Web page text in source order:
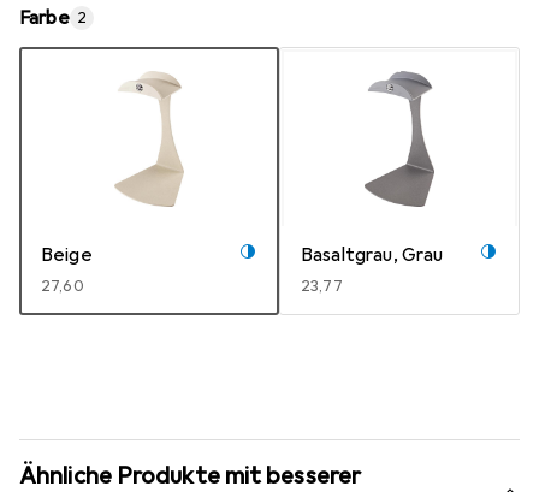
Farbe 2
Beige
EUR
27,60
Basaltgrau, Grau
EUR
23,77
Ähnliche Produkte mit besserer